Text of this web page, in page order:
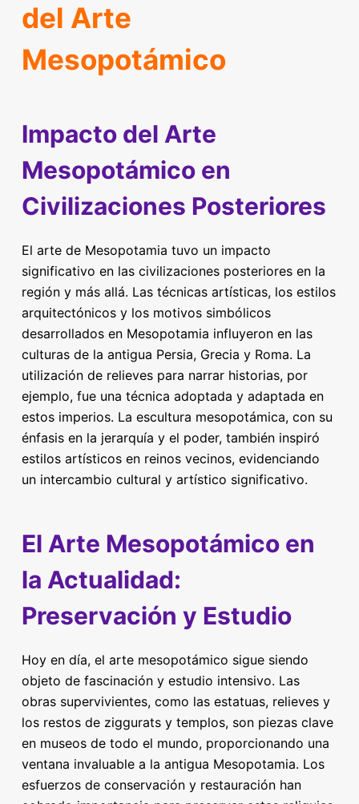
del Arte
Mesopotámico
Impacto del Arte
Mesopotámico en
Civilizaciones Posteriores
El arte de Mesopotamia tuvo un impacto
significativo en las civilizaciones posteriores en la
región y más allá. Las técnicas artísticas, los estilos
arquitectónicos y los motivos simbólicos
desarrollados en Mesopotamia influyeron en las
culturas de la antigua Persia, Grecia y Roma. La
utilización de relieves para narrar historias, por
ejemplo, fue una técnica adoptada y adaptada en
estos imperios. La escultura mesopotámica, con su
énfasis en la jerarquía y el poder, también inspiró
estilos artísticos en reinos vecinos, evidenciando
un intercambio cultural y artístico significativo.
El Arte Mesopotámico en
la Actualidad:
Preservación y Estudio
Hoy en día, el arte mesopotámico sigue siendo
objeto de fascinación y estudio intensivo. Las
obras supervivientes, como las estatuas, relieves y
los restos de ziggurats y templos, son piezas clave
en museos de todo el mundo, proporcionando una
ventana invaluable a la antigua Mesopotamia. Los
esfuerzos de conservación y restauración han